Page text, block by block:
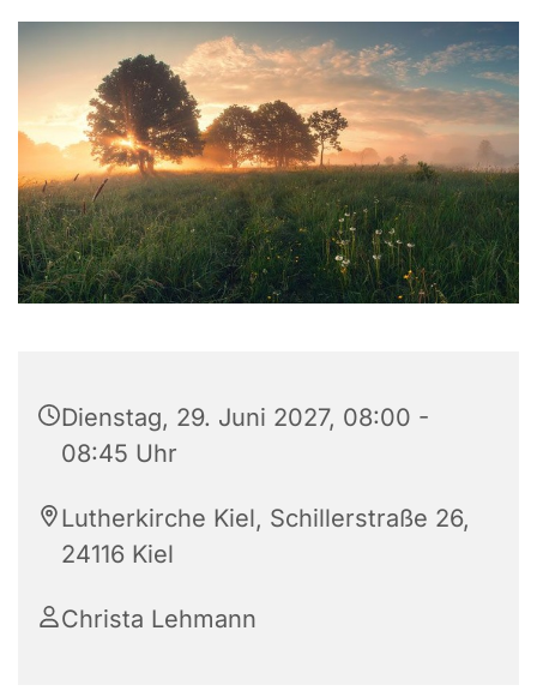
Dienstag, 29. Juni 2027, 08:00 -
08:45 Uhr
Lutherkirche Kiel, Schillerstraße 26,
24116 Kiel
Christa Lehmann